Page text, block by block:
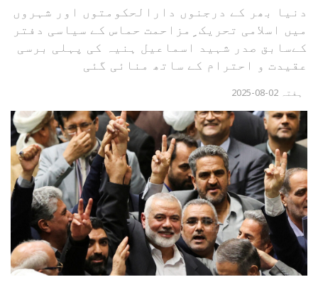
دنیا بھر کے درجنوں دارالحکومتوں اور شہروں
میں اسلامی تحریک ِِِِمزاحمت حماس کے سیاسی دفتر
کےسابق صدر شہید اسماعیل ہنیہ کی پہلی برسی
عقیدت و احترام کے ساتھ منائی گئی
ہفتہ 02-08-2025